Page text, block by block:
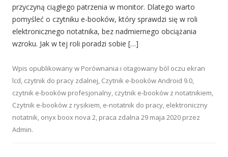
przyczyną ciągłego patrzenia w monitor. Dlatego warto
pomyśleć o czytniku e-booków, który sprawdzi się w roli
elektronicznego notatnika, bez nadmiernego obciążania
wzroku. Jak w tej roli poradzi sobie […]
Wpis opublikowany w Porównania i otagowany ból oczu ekran
lcd, czytnik do pracy zdalnej, Czytnik e-booków Android 9.0,
czytnik e-booków profesjonalny, czytnik e-booków z notatnikiem,
Czytnik e-booków z rysikiem, e-notatnik do pracy, elektroniczny
notatnik, onyx boox nova 2, praca zdalna 29 maja 2020 przez
Admin.